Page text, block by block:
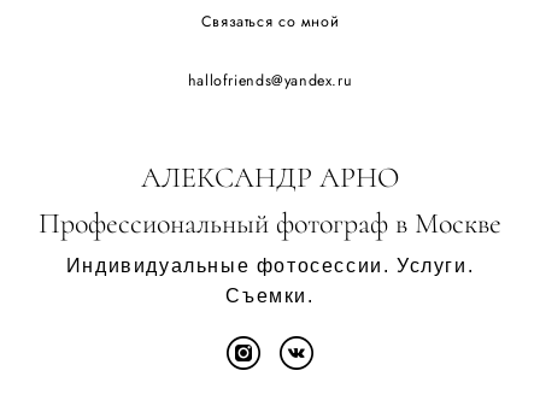
Связаться со мной
hallofriends@yandex.ru
АЛЕКСАНДР АРНО
Профессиональный фотограф в Москве
Индивидуальные фотосессии. Услуги.
Съемки.